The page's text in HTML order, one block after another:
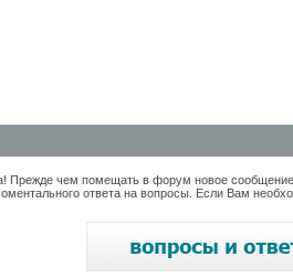
Прежде чем помещать в форум новое
ответа на вопросы. Если Вам